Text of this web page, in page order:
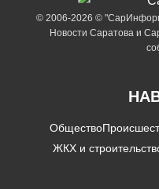
© 2006-2026 ©
Новости Саратова и
Общество
ЖКХ и